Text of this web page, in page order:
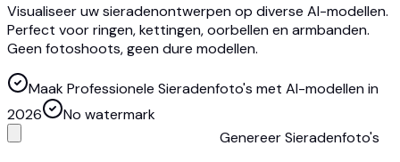
Visualiseer uw sieradenontwerpen op diverse AI-modellen.
Perfect voor ringen, kettingen, oorbellen en armbanden.
Geen fotoshoots, geen dure modellen.
Maak Professionele Sieradenfoto's met AI-modellen in
2026
No watermark
Genereer Sieradenfoto's